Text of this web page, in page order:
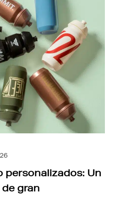
personalizados: Un
gran